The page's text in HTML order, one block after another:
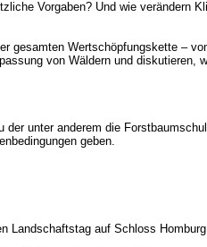
Vorgaben? Und wie verändern
gesamten Wertschöpfungskette –
von Wäldern und diskutieren,
unter anderem die
geben.
Landschaftstag auf Schloss Homburg